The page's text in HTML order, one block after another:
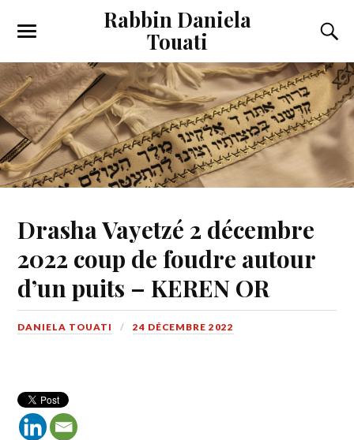
Rabbin Daniela
Touati
Toggle
mobile
menu field
Drasha Vayetzé 2 décembre
2022 coup de foudre autour
d’un puits – KEREN OR
DANIELA TOUATI 24 DÉCEMBRE 2022